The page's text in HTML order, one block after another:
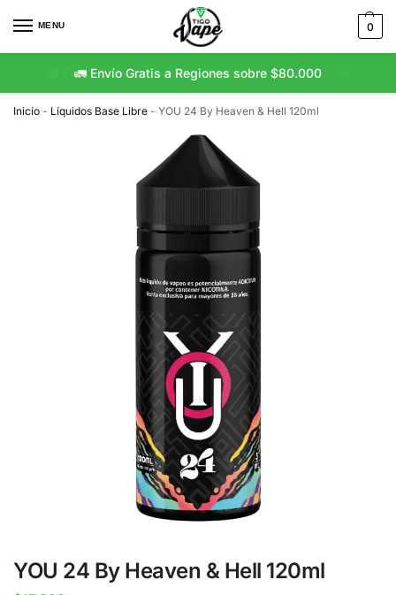
MENU 0
🚛 Envío Gratis a Regiones sobre $80.000
Inicio - Líquidos Base Libre - YOU 24 By Heaven & Hell 120ml
YOU 24 By Heaven & Hell 120ml